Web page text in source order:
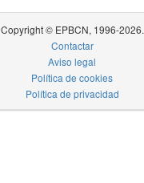
Copyright © EPBCN, 1996-2026.
Contactar
Aviso legal
Política de cookies
Política de privacidad